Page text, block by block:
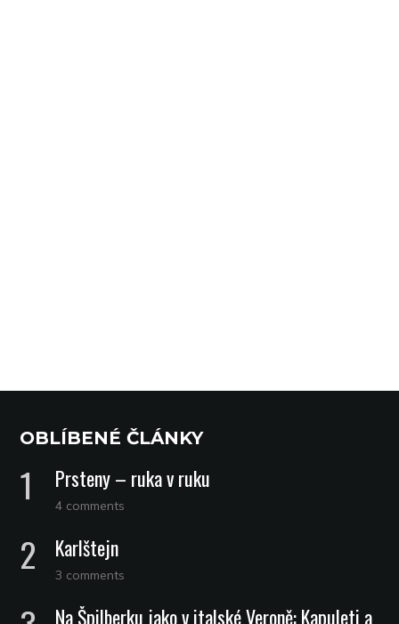
OBLÍBENÉ ČLÁNKY
Prsteny – ruka v ruku
4 comments
Karlštejn
3 comments
Na Špilberku jako v italské Veroně: Kapuleti a